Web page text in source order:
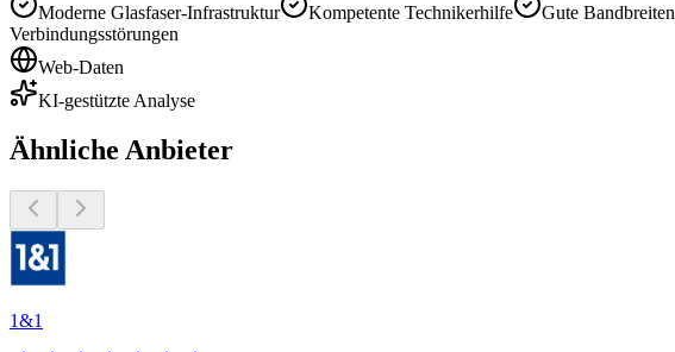
Moderne Glasfaser-Infrastruktur Kompetente Technikerhilfe Gute Bandbreiten
Verbindungsstörungen
Web-Daten
KI-gestützte Analyse
Ähnliche Anbieter
1&1